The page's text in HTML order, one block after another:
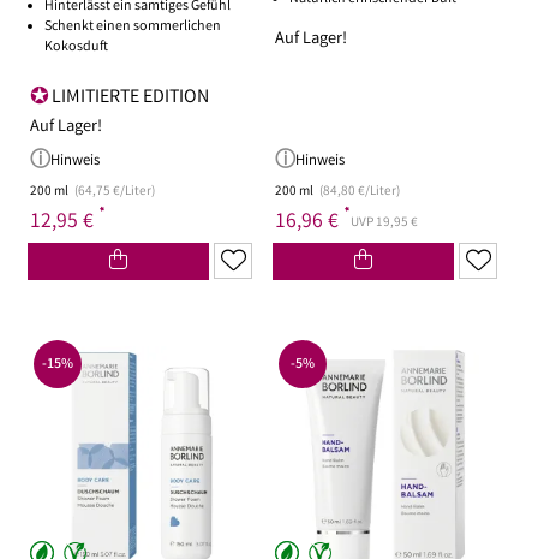
Hinterlässt ein samtiges Gefühl
Schenkt einen sommerlichen
Kokosduft
LIMITIERTE EDITION
Auf Lager!
Hinweis
200 ml (64,75 €/Liter)
12,95 € *
Auf Lager!
Hinweis
200 ml (84,80 €/Liter)
16,96 € *UVP 19,95 €
-15% -5%